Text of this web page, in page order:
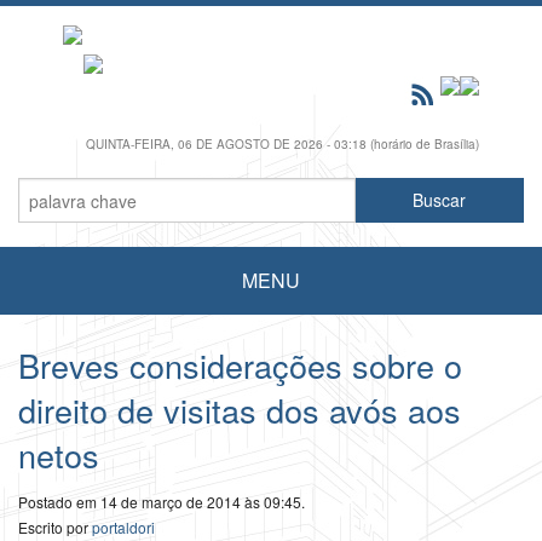
QUINTA-FEIRA, 06 DE AGOSTO DE 2026 - 03:18 (horário de Brasília)
MENU
Breves considerações sobre o
direito de visitas dos avós aos
netos
Postado em 14 de março de 2014 às 09:45.
Escrito porportaldori